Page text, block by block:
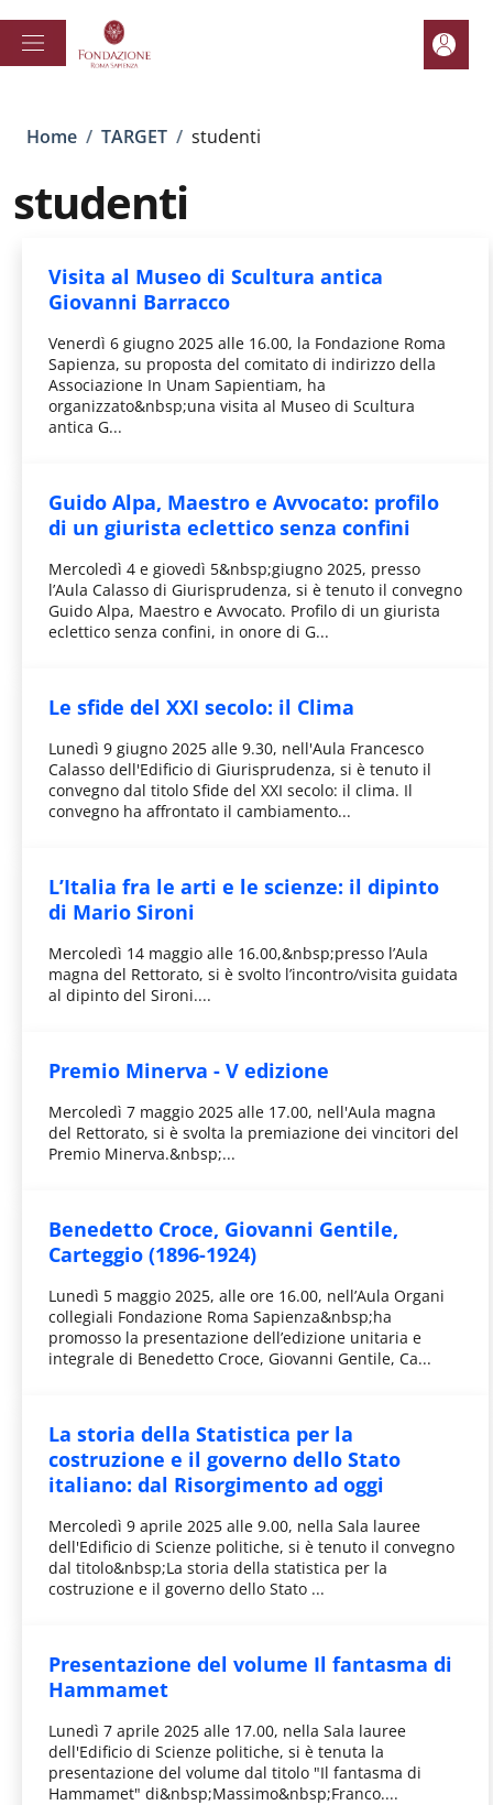
Area
Briciole di pane
Home / TARGET / studenti
studenti
Visita al Museo di Scultura antica
Giovanni Barracco
Venerdì 6 giugno 2025 alle 16.00, la Fondazione Roma
Sapienza, su proposta del comitato di indirizzo della
Associazione In Unam Sapientiam, ha
organizzato&nbsp;una visita al Museo di Scultura
antica G...
Guido Alpa, Maestro e Avvocato: profilo
di un giurista eclettico senza confini
Mercoledì 4 e giovedì 5&nbsp;giugno 2025, presso
l’Aula Calasso di Giurisprudenza, si è tenuto il convegno
Guido Alpa, Maestro e Avvocato. Profilo di un giurista
eclettico senza confini, in onore di G...
Le sfide del XXI secolo: il Clima
Lunedì 9 giugno 2025 alle 9.30, nell'Aula Francesco
Calasso dell'Edificio di Giurisprudenza, si è tenuto il
convegno dal titolo Sfide del XXI secolo: il clima. Il
convegno ha affrontato il cambiamento...
L’Italia fra le arti e le scienze: il dipinto
di Mario Sironi
Mercoledì 14 maggio alle 16.00,&nbsp;presso l’Aula
magna del Rettorato, si è svolto l’incontro/visita guidata
al dipinto del Sironi....
Premio Minerva - V edizione
Mercoledì 7 maggio 2025 alle 17.00, nell'Aula magna
del Rettorato, si è svolta la premiazione dei vincitori del
Premio Minerva.&nbsp;...
Benedetto Croce, Giovanni Gentile,
Carteggio (1896-1924)
Lunedì 5 maggio 2025, alle ore 16.00, nell’Aula Organi
collegiali Fondazione Roma Sapienza&nbsp;ha
promosso la presentazione dell’edizione unitaria e
integrale di Benedetto Croce, Giovanni Gentile, Ca...
La storia della Statistica per la
costruzione e il governo dello Stato
italiano: dal Risorgimento ad oggi
Mercoledì 9 aprile 2025 alle 9.00, nella Sala lauree
dell'Edificio di Scienze politiche, si è tenuto il convegno
dal titolo&nbsp;La storia della statistica per la
costruzione e il governo dello Stato ...
Presentazione del volume Il fantasma di
Hammamet
Lunedì 7 aprile 2025 alle 17.00, nella Sala lauree
dell'Edificio di Scienze politiche, si è tenuta la
presentazione del volume dal titolo "Il fantasma di
Hammamet" di&nbsp;Massimo&nbsp;Franco....